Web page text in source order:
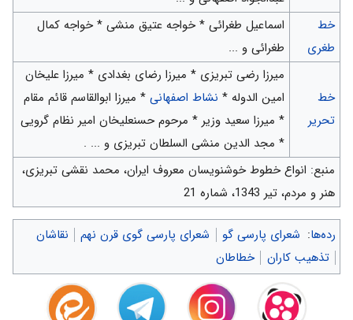
خط
طغری
اسماعیل طغرائی * خواجه عتیق منشی * خواجه كمال
طغرائی و ...
خط
تحریر
میرزا رضی تبریزی * میرزا رضای بغدادی * میرزا علیخان
امین الدوله * نشاط اصفهانی* میرزا ابوالقاسم قائم مقام
* میرزا سعید وزیر * مرحوم حسنعلیخان امیر نظام گرویی
* مجد الدین منشی السلطان تبریزی و ... .
منبع: انواع خطوط خوشنویسان معروف ایران، محمد نقشی تبریزی،
هنر و مردم، تیر 1343، شماره 21
رده‌ها: شعرای پارسی گو شعرای پارسی گوی قرن نهم
نقاشان
تذهیب کاران
خطاطان